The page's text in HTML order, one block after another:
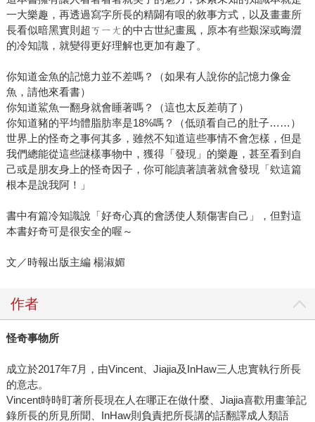
一大樂趣，再透過寫字所長的精闢有哏的敘事方式，以及畫畫所
長看似暗黑實則超ㄎㄧㄤ的中古世紀畫風，原本有些艱深或晦澀
的冷知識，就變得更好理解也更加有趣了。
你知道金魚的記憶力並不差嗎？（如果有人說你的記憶力像金
魚，請他來看書）
你知道鯊魚一翻身就會睡著嗎？（這也太反差萌了）
你知道豬的平均體脂肪率是18%嗎？（低頭看自己的肚子……）
世界上的怪奇之事何其多，雖然不知道這些事情不會怎樣，但是
我們總能從這些謎樣事物中，獲得「發現」的樂趣，甚至看到自
己或是朋友身上的怪奇因子，你可能讀著讀著就會發現「欸這篇
根本是說我阿！」
書中有篇冷知識說「好奇心真的會誘使人類傷害自己」，但對這
本書好奇可是很安全的喔～
文／時報出版主編 楊淑媚
作者
怪奇事物所
成立於2017年7月，由Vincent、Jiajia及InHaw三人忠實執行所長
的意志。
Vincent時時盯著所長現在人在哪正在做什麼、Jiajia喜歡用畫筆記
錄所長的所見所聞、InHaw則負責把所長講的話翻譯成人類語